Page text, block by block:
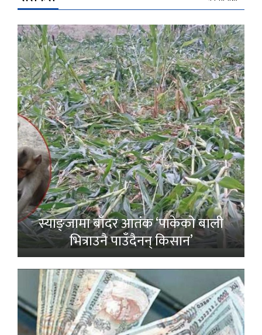
स्याङ्जामा बाँदर आतंक ‘पाकेको बाली
भित्राउनै पाउँदैनन् किसान’